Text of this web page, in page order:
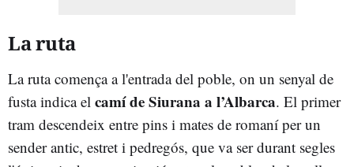
La ruta
La ruta comença a l'entrada del poble, on un senyal de
fusta indica el camí de Siurana a l’Albarca. El primer
tram descendeix entre pins i mates de romaní per un
sender antic, estret i pedregós, que va ser durant segles